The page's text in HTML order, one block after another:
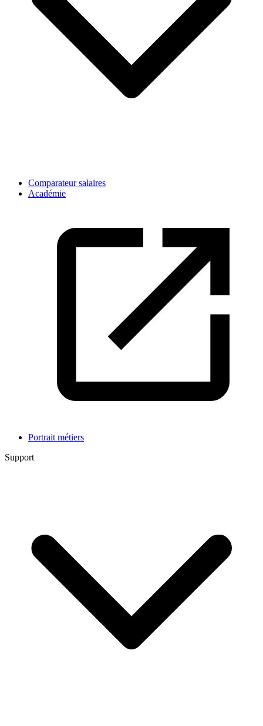
Comparateur salaires
Académie
Portrait métiers
Support